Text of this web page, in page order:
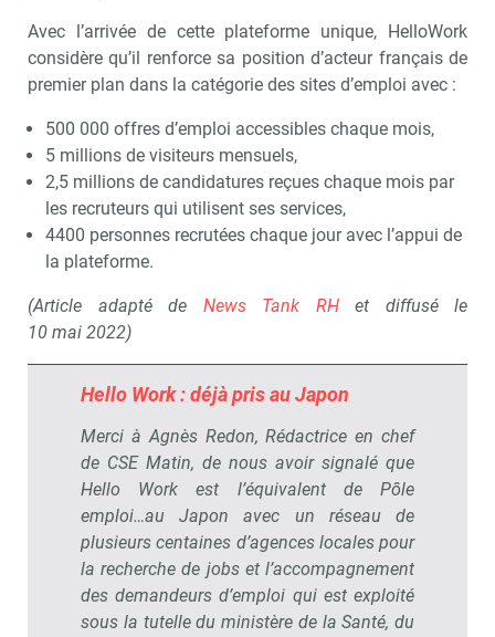
Avec l’arrivée de cette plateforme unique, HelloWork
considère qu’il renforce sa position d’acteur français de
premier plan dans la catégorie des sites d’emploi avec :
500 000 offres d’emploi accessibles chaque mois,
5 millions de visiteurs mensuels,
2,5 millions de candidatures reçues chaque mois par
les recruteurs qui utilisent ses services,
4400 personnes recrutées chaque jour avec l’appui de
la plateforme.
(Article adapté de News Tank RHet diffusé le
10 mai 2022)
Hello Work : déjà pris au Japon
Merci à Agnès Redon, Rédactrice en chef
de CSE Matin, de nous avoir signalé que
Hello Work est l’équivalent de Pôle
emploi…au Japon avec un réseau de
plusieurs centaines d’agences locales pour
la recherche de jobs et l’accompagnement
des demandeurs d’emploi qui est exploité
sous la tutelle du ministère de la Santé, du